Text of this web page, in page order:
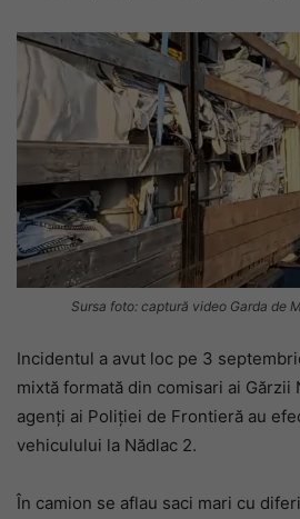
Sursa foto: captură video Garda de
Incidentul a avut loc pe 3
mixtă formată din comisari ai Gărzii
agenți ai Poliției de Frontieră au
vehiculului la Nădlac 2.
În camion se aflau saci mari cu